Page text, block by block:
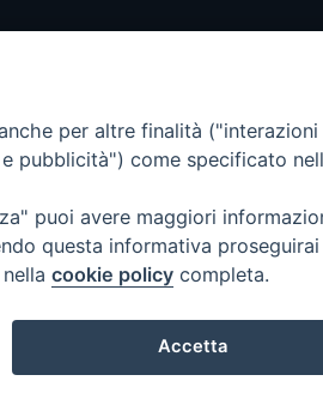
per altre finalità ("interazioni
pubblicità") come specificato
puoi avere maggiori
questa informativa proseguirai
cookie policy completa.
Accetta